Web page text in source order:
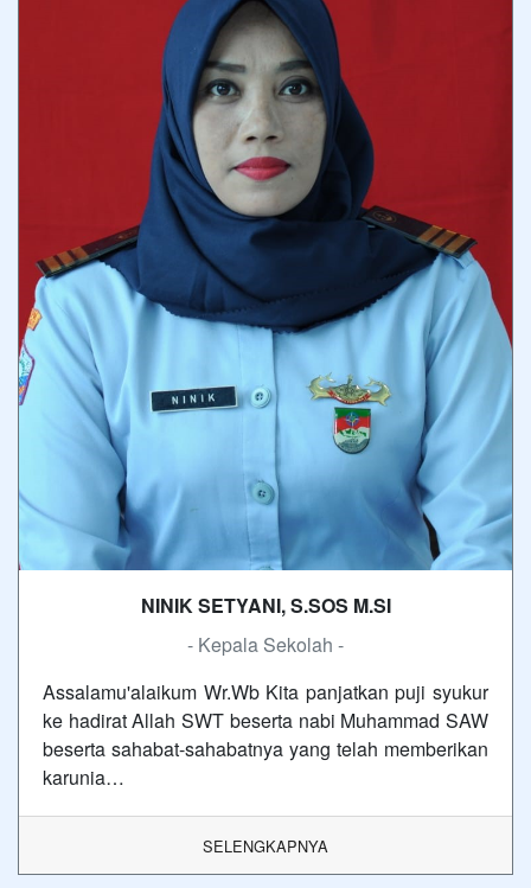
NINIK SETYANI, S.SOS M.SI
- Kepala Sekolah -
Assalamu'alaikum Wr.Wb Kita panjatkan puji syukur
ke hadirat Allah SWT beserta nabi Muhammad SAW
beserta sahabat-sahabatnya yang telah memberikan
karunia…
SELENGKAPNYA